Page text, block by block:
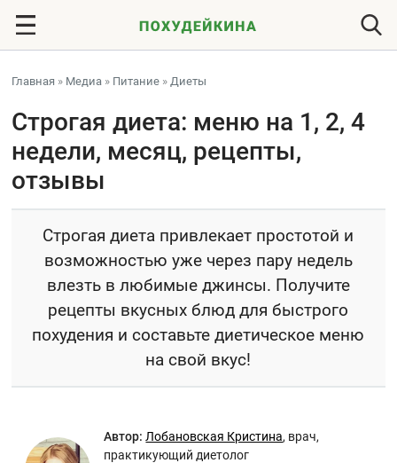
Главная » Медиа » Питание »Диеты
Строгая диета: меню на 1, 2, 4
недели, месяц, рецепты,
отзывы
Строгая диета привлекает простотой и
возможностью уже через пару недель
влезть в любимые джинсы. Получите
рецепты вкусных блюд для быстрого
похудения и составьте диетическое меню
на свой вкус!
Автор: Лобановская Кристина, врач,
практикующий диетолог